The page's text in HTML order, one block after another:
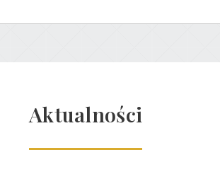
Aktualności